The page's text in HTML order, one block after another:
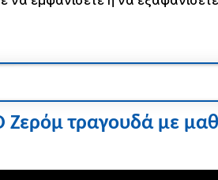
Ζερόμ τραγουδά με